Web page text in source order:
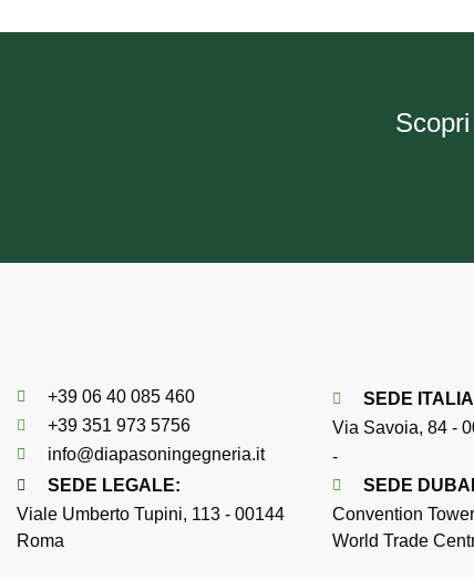
+39 06 40 085 460
+39 351 973 5756
info@diapasoningegneria.it
SEDE LEGALE:
Viale Umberto Tupini, 113 - 00144
Roma
SEDE ITALIA
Via Savoia, 84 -
-
SEDE DUBAI
Convention
World Trade